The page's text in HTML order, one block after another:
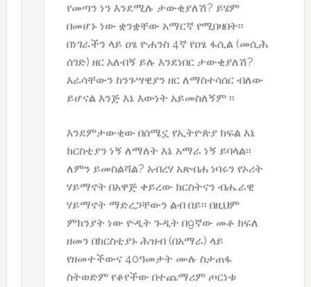
የመጣን ነን እንደሚሉ ታውቂያለሽ? ይሄም
በመሆኑ ነው ቋንቋቸው አማርኛ የሚበዛበት፡፡
በነገራችን ላይ ዐፄ ዮሐንስ 4ኛ የዐፄ ፋሲል (መሲሕ
ሰገድ) ዘር አለብኝ ይሉ እንደነበር ታውቂያለሽ?
እራሳቸውን ከንጉሣዊያን ዘር ለማስተሳሰር ብለው
ይሆናል እንጅ እኔ እውነት አይመስለኝም ፡፡
እንደምታውቂው በሰሜኗ የኢትዮጵያ ክፍል እኔ
ክርስቲያን ነኝ ለማለት እኔ አማራ ነኝ ይባላል፡፡
ለምን ይመስልሻል? አብረሃ አጽብሐ ነባሩን የኦሪት
ሃይማኖት በአዋጅ ቀይረው ክርስትናን ብሔራዊ
ሃይማኖት ማድረጋቸውን ልብ በይ፡፡ በዚህም
ምክንያት ነው ዮዲት ጉዲት በ9ኛው መቶ ክፍለ
ዘመን በክርስቲያኑ ሕዝብ (በአማራ) ላይ
የዘመተችውና 40ዓመታት ሙሉ ስታጠፋ
ስትወድም የቆየችው በተጨማሪም ጦርነቱ